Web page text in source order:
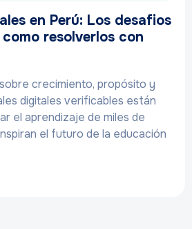
en Perú: Los desafios
como resolverlos con
crecimiento, propósito y
digitales verificables están
el aprendizaje de miles de
el futuro de la educación